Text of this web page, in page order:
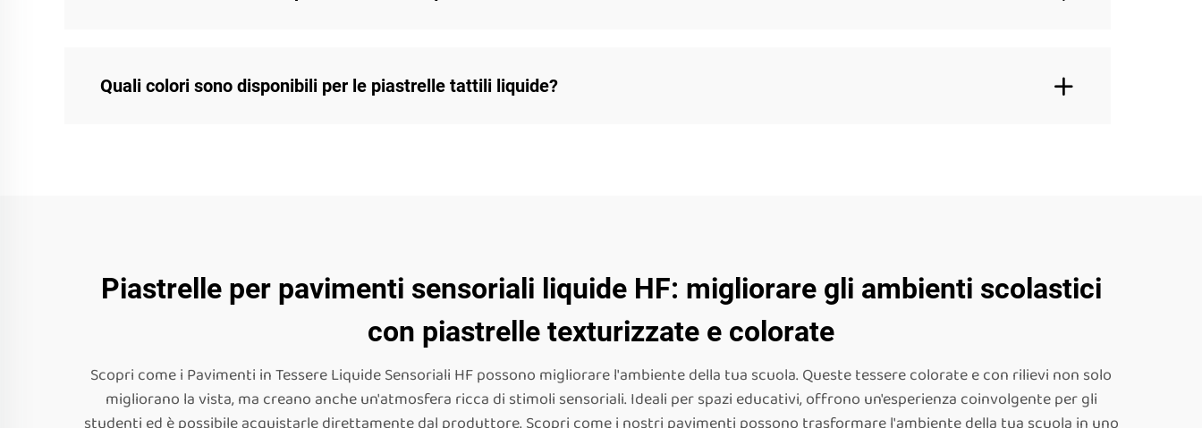
Quali colori sono disponibili per le piastrelle tattili liquide?
Piastrelle per pavimenti sensoriali liquide HF: migliorare gli ambienti scolastici
con piastrelle texturizzate e colorate
Scopri come i Pavimenti in Tessere Liquide Sensoriali HF possono migliorare l'ambiente della tua scuola. Queste tessere colorate e con rilievi non solo
migliorano la vista, ma creano anche un'atmosfera ricca di stimoli sensoriali. Ideali per spazi educativi, offrono un'esperienza coinvolgente per gli